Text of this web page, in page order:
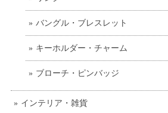
バングル・ブレスレット
キーホルダー・チャーム
ブローチ・ピンバッジ
インテリア・雑貨